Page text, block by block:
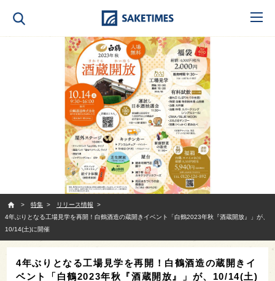
特集
リリース情報
4年ぶりとなる工場見学を再開！白鶴酒造の蔵開きイベント「白鶴2023年秋『酒蔵開放』」が、
10/14(土)に開催
4年ぶりとなる工場見学を再開！白鶴酒造の蔵開きイ
ベント「白鶴2023年秋『酒蔵開放』」が、10/14(土)